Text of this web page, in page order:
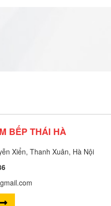
BẾP THÁI HÀ
Xiển, Thanh Xuân, Hà Nội